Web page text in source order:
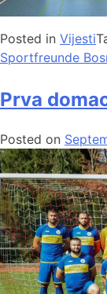
Posted in Vijesti
Sportfreunde
Prva
Posted on